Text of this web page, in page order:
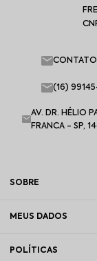
(16)
AV. DR. HÉLIO
FRANCA - SP,
SOBRE
MEUS DADOS
POLÍTICAS